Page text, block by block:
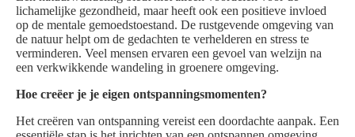
lichamelijke gezondheid, maar heeft ook een positieve invloed
op de mentale gemoedstoestand. De rustgevende omgeving van
de natuur helpt om de gedachten te verhelderen en stress te
verminderen. Veel mensen ervaren een gevoel van welzijn na
een verkwikkende wandeling in groenere omgeving.
Hoe creëer je je eigen ontspanningsmomenten?
Het creëren van ontspanning vereist een doordachte aanpak. Een